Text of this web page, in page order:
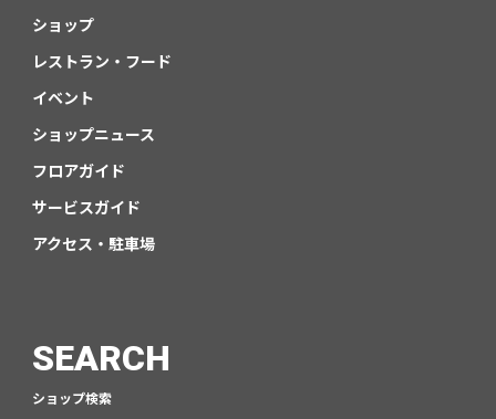
ショップ
レストラン・フード
イベント
ショップニュース
フロアガイド
サービスガイド
アクセス・駐車場
SEARCH
ショップ検索